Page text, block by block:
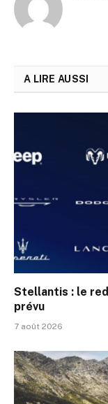
A LIRE AUSSI
Stellantis : le
prévu
7 août 2026